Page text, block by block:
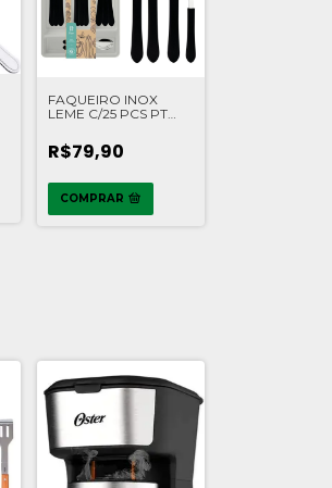
FAQUEIRO INOX
LEME C/25 PCS PT
R$79,90
COMPRAR